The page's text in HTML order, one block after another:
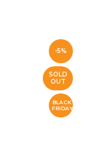
-5%
SOLD
OUT